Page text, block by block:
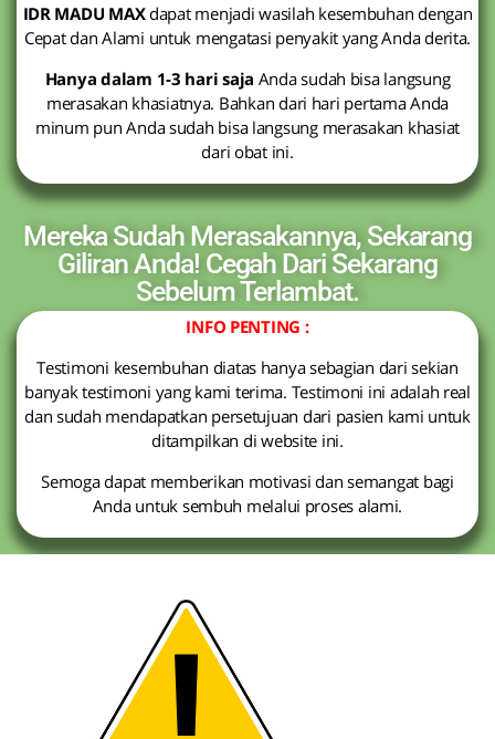
IDR MADU MAXdapat menjadi wasilah kesembuhan dengan
Cepat dan Alami untuk mengatasi penyakit yang Anda derita.
Hanya dalam 1-3 hari saja Anda sudah bisa langsung
merasakan khasiatnya. Bahkan dari hari pertama Anda
minum pun Anda sudah bisa langsung merasakan khasiat
dari obat ini.
Mereka Sudah Merasakannya, Sekarang
Giliran Anda! Cegah Dari Sekarang
Sebelum Terlambat.
INFO PENTING :
Testimoni kesembuhan diatas hanya sebagian dari sekian
banyak testimoni yang kami terima. Testimoni ini adalah real
dan sudah mendapatkan persetujuan dari pasien kami untuk
ditampilkan di website ini.
Semoga dapat memberikan motivasi dan semangat bagi
Anda untuk sembuh melalui proses alami.